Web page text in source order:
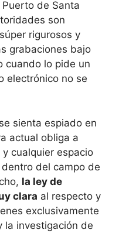
de Santa
son
rigurosos y
grabaciones bajo
cuando lo pide un
electrónico no se
sienta espiado en
actual obliga a
cualquier espacio
del campo de
la ley de
clara al respecto y
exclusivamente
la investigación de